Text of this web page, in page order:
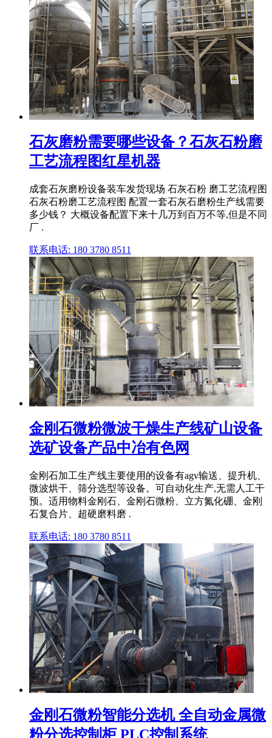
石灰磨粉需要哪些设备？石灰石粉磨
工艺流程图红星机器
成套石灰磨粉设备装车发货现场 石灰石粉 磨工艺流程图
石灰石粉磨工艺流程图 配置一套石灰石磨粉生产线需要
多少钱？ 大概设备配置下来十几万到百万不等,但是不同
厂 .
联系电话: 180 3780 8511
金刚石微粉微波干燥生产线矿山设备
选矿设备产品中冶有色网
金刚石加工生产线主要使用的设备有agv输送、提升机、
微波烘干、筛分选型等设备。可自动化生产,无需人工干
预。适用物料金刚石、金刚石微粉、立方氮化硼、金刚
石复合片、超硬磨料磨 .
联系电话: 180 3780 8511
金刚石微粉智能分选机 全自动金属微
粉分选控制柜 PLC控制系统